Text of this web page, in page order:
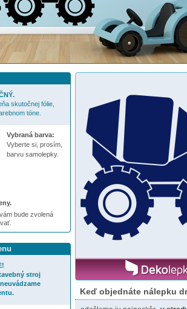
Keď objednáte nálepku
skutočnej fólie,
tóne.
Vybraná barva:
Vyberte si, prosím,
barvu samolepky.
bude zvolená
stroj